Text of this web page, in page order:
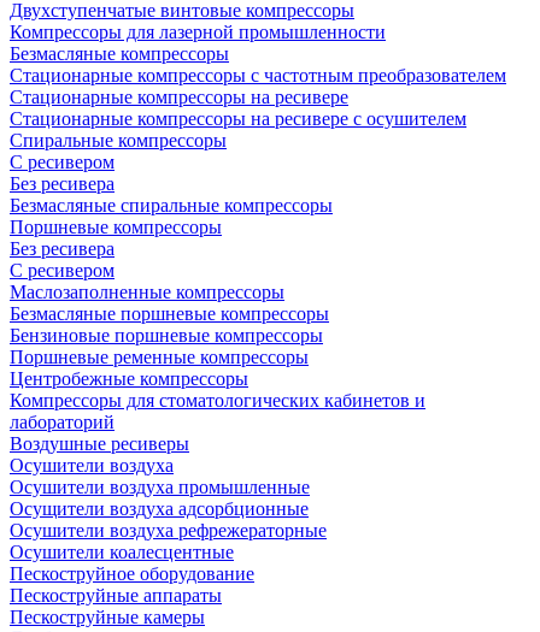
Двухступенчатые винтовые компрессоры
Компрессоры для лазерной промышленности
Безмасляные компрессоры
Стационарные компрессоры с частотным преобразователем
Стационарные компрессоры на ресивере
Стационарные компрессоры на ресивере с осушителем
Спиральные компрессоры
С ресивером
Без ресивера
Безмасляные спиральные компрессоры
Поршневые компрессоры
Без ресивера
С ресивером
Маслозаполненные компрессоры
Безмасляные поршневые компрессоры
Бензиновые поршневые компрессоры
Поршневые ременные компрессоры
Центробежные компрессоры
Компрессоры для стоматологических кабинетов и
лабораторий
Воздушные ресиверы
Осушители воздуха
Осушители воздуха промышленные
Осущители воздуха адсорбционные
Осушители воздуха рефрежераторные
Осушители коалесцентные
Пескоструйное оборудование
Пескоструйные аппараты
Пескоструйные камеры